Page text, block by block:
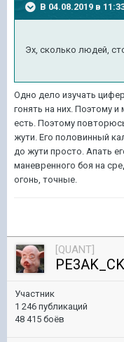
В 04.08.2019 в
Эх, сколько людей,
Одно дело изучать
гонять на них. Поэтому
есть. Поэтому
жути. Его половинный
до жути просто. Апать
маневренного боя на
огонь, точные.
[QUANT]
Участник
1 246 публикаций
48 415 боёв